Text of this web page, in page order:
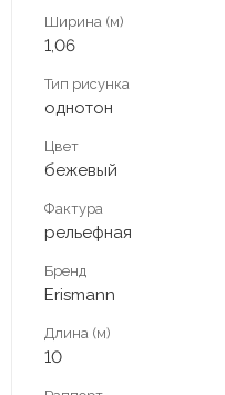
Ширина (м)
1,06
Тип рисунка
однотон
Цвет
бежевый
Фактура
рельефная
Бренд
Erismann
Длина (м)
10